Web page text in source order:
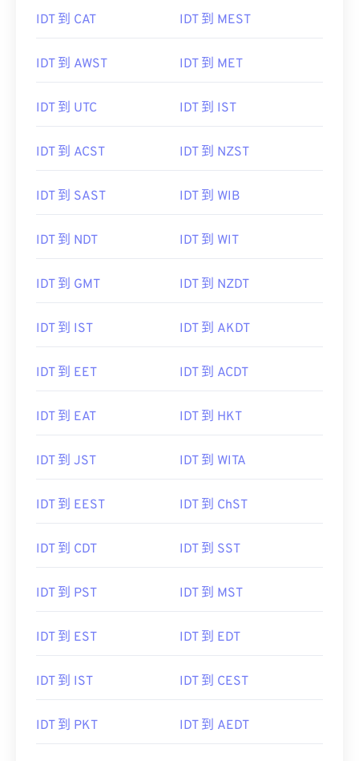
IDT 到 CAT IDT 到 MEST
IDT 到 AWST IDT 到 MET
IDT 到 UTC IDT 到 IST
IDT 到 ACST IDT 到 NZST
IDT 到 SAST IDT 到 WIB
IDT 到 NDT IDT 到 WIT
IDT 到 GMT IDT 到 NZDT
IDT 到 IST IDT 到 AKDT
IDT 到 EET IDT 到 ACDT
IDT 到 EAT IDT 到 HKT
IDT 到 JST IDT 到 WITA
IDT 到 EEST IDT 到 ChST
IDT 到 CDT IDT 到 SST
IDT 到 PST IDT 到 MST
IDT 到 EST IDT 到 EDT
IDT 到 IST IDT 到 CEST
IDT 到 PKT IDT 到 AEDT